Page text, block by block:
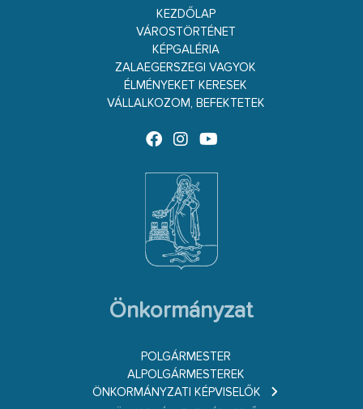
KEZDŐLAP
VÁROSTÖRTÉNET
KÉPGALÉRIA
ZALAEGERSZEGI VAGYOK
ÉLMÉNYEKET KERESEK
VÁLLALKOZOM, BEFEKTETEK
Önkormányzat
POLGÁRMESTER
ALPOLGÁRMESTEREK
ÖNKORMÁNYZATI KÉPVISELŐK